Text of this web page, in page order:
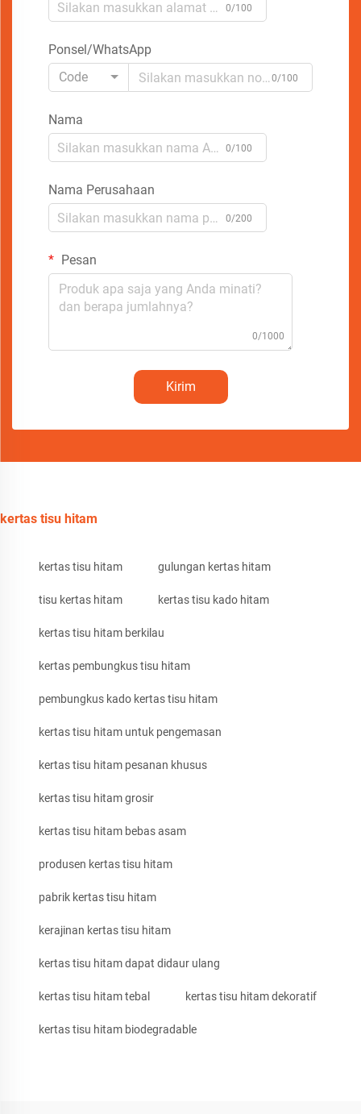
0/100
Ponsel/WhatsApp
Code
0/100
Nama
0/100
Nama Perusahaan
0/200
Pesan
0/1000
Kirim
kertas tisu hitam
kertas tisu hitam gulungan kertas hitam
tisu kertas hitam kertas tisu kado hitam
kertas tisu hitam berkilau
kertas pembungkus tisu hitam
pembungkus kado kertas tisu hitam
kertas tisu hitam untuk pengemasan
kertas tisu hitam pesanan khusus
kertas tisu hitam grosir
kertas tisu hitam bebas asam
produsen kertas tisu hitam
pabrik kertas tisu hitam
kerajinan kertas tisu hitam
kertas tisu hitam dapat didaur ulang
kertas tisu hitam tebal kertas tisu hitam dekoratif
kertas tisu hitam biodegradable